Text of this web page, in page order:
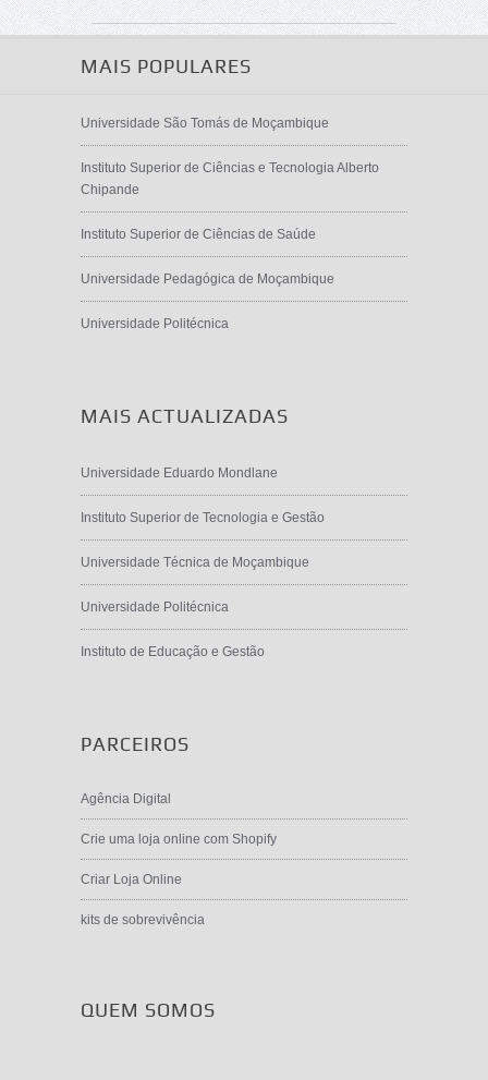
MAIS POPULARES
Universidade São Tomás de Moçambique
Instituto Superior de Ciências e Tecnologia Alberto
Chipande
Instituto Superior de Ciências de Saúde
Universidade Pedagógica de Moçambique
Universidade Politécnica
MAIS ACTUALIZADAS
Universidade Eduardo Mondlane
Instituto Superior de Tecnologia e Gestão
Universidade Técnica de Moçambique
Universidade Politécnica
Instituto de Educação e Gestão
PARCEIROS
Agência Digital
Crie uma loja online com Shopify
Criar Loja Online
kits de sobrevivência
QUEM SOMOS